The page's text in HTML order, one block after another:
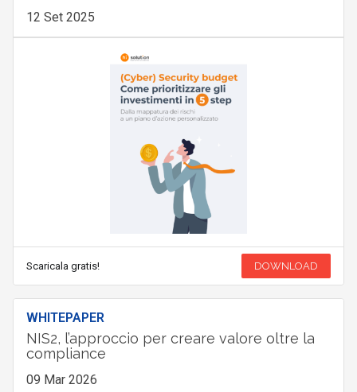
12 Set 2025
Scaricala gratis! DOWNLOAD
WHITEPAPER
NIS2, l’approccio per creare valore oltre la
compliance
09 Mar 2026